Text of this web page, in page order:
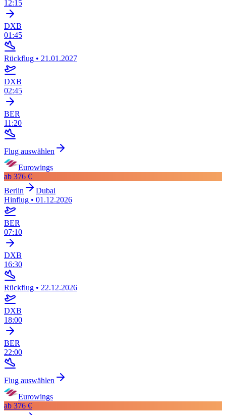
12:15
DXB
01:45
Rückflug • 21.01.2027
DXB
02:45
BER
11:20
Flug auswählen
Eurowings
ab 376 €
Berlin
Dubai
Hinflug • 01.12.2026
BER
07:10
DXB
16:30
Rückflug • 22.12.2026
DXB
18:00
BER
22:00
Flug auswählen
Eurowings
ab 376 €